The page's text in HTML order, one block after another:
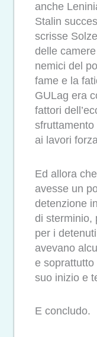
anche
Stalin
scrisse
delle
nemici del
fame e la
GULag era
fattori
ai lavori
Ed allora
avesse un
detenzione
di sterminio,
per i
avevano
e
suo inizio e
E concludo.